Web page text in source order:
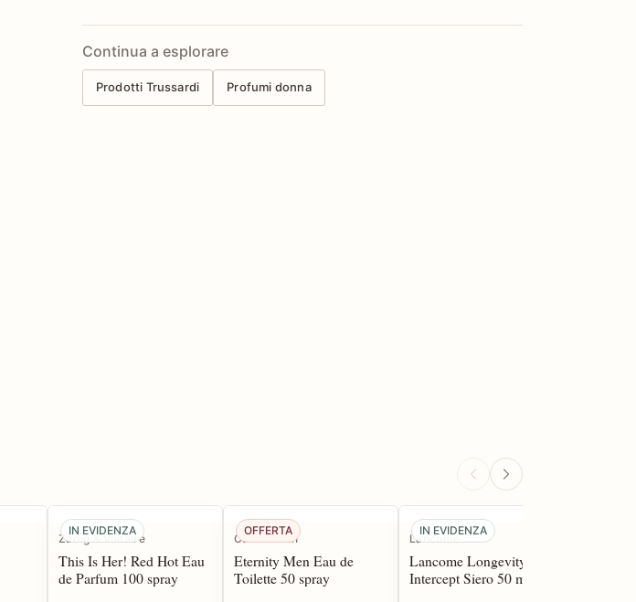
Continua a esplorare
Prodotti Trussardi Profumi donna
IN EVIDENZA
Zadig & Voltaire
This Is Her! Red Hot Eau
de Parfum 100 spray
OFFERTA
Calvin Klein
Eternity Men Eau de
Toilette 50 spray
IN EVIDENZA
Lancome
Lancome Longevity Md
Intercept Siero 50 ml